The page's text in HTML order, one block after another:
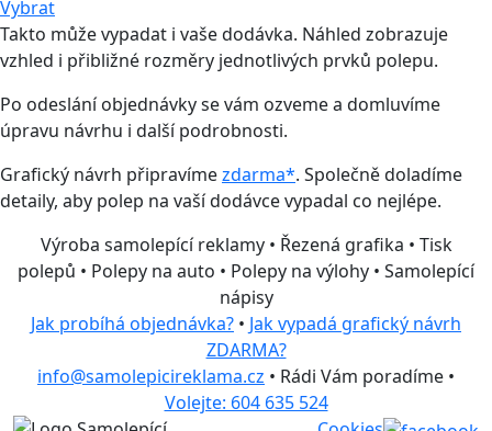
Vybrat
Takto může vypadat i vaše dodávka. Náhled zobrazuje
vzhled i přibližné rozměry jednotlivých prvků polepu.
Po odeslání objednávky se vám ozveme a domluvíme
úpravu návrhu i další podrobnosti.
Grafický návrh připravímezdarma*. Společně doladíme
detaily, aby polep na vaší dodávce vypadal co nejlépe.
Výroba samolepící reklamy • Řezená grafika • Tisk
polepů • Polepy na auto • Polepy na výlohy • Samolepící
nápisy
Jak probíhá objednávka? • Jak vypadá grafický návrh
ZDARMA?
info@samolepicireklama.cz • Rádi Vám poradíme •
Volejte: 604 635 524